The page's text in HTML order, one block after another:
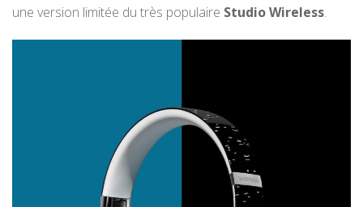
une version limitée du très populaire Studio Wireless.